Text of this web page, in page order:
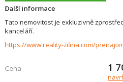
Další informace
Tato nemovitost je exkluzivně
kanceláří.
Cena 1